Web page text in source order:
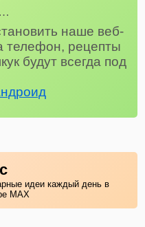
наше веб-
телефон, рецепты
будут всегда под
идеи каждый день в
MAX